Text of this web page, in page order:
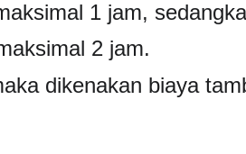
1 jam,
2 jam.
dikenakan biaya